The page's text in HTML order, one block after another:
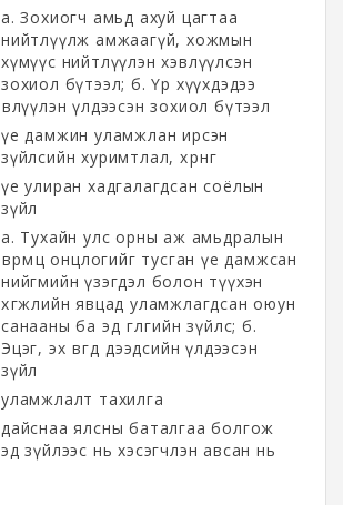
а. Зохиогч амьд ахуй цагтаа
нийтлүүлж амжаагүй, хожмын
хүмүүс нийтлүүлэн хэвлүүлсэн
зохиол бүтээл; б. Үр хүүхдэдээ
өвлүүлэн үлдээсэн зохиол бүтээл
үе дамжин уламжлан ирсэн
зүйлсийн хуримтлал, хөрөнгө
үе улиран хадгалагдсан соёлын
зүйл
а. Тухайн улс орны аж амьдралын
өвөрмөц онцлогийг тусган үе дамжсан
нийгмийн үзэгдэл болон түүхэн
хөгжлийн явцад уламжлагдсан оюун
санааны ба эд өглөгийн зүйлс; б.
Эцэг, эх өвгөд дээдсийн үлдээсэн
зүйл
уламжлалт тахилга
дайснаа ялсны баталгаа болгож
эд зүйлээс нь хэсэгчлэн авсан нь